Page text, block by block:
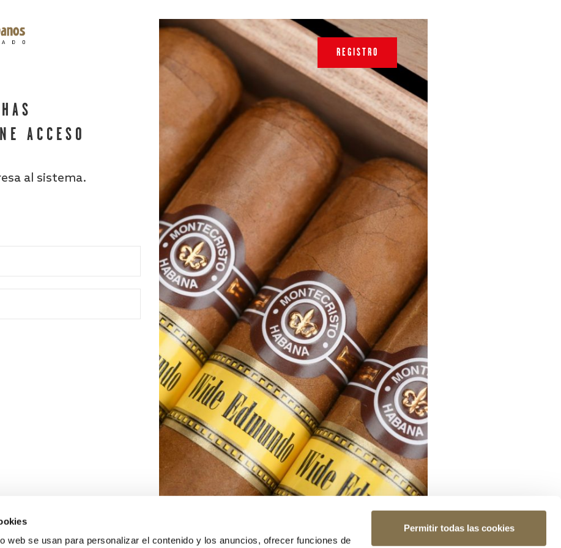
web se usan para personalizar el contenido y los anuncios, ofrecer funciones de
Permitir todas las cookies
ACCESO
al sistema.
REGISTRO